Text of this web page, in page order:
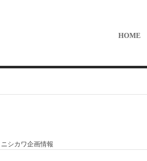
HOME
ニシカワ企画情報